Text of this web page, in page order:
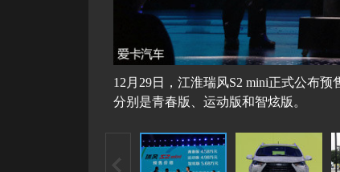
12月29日，江淮瑞风S2 mini正式公布
分别是青春版、运动版和智炫版。